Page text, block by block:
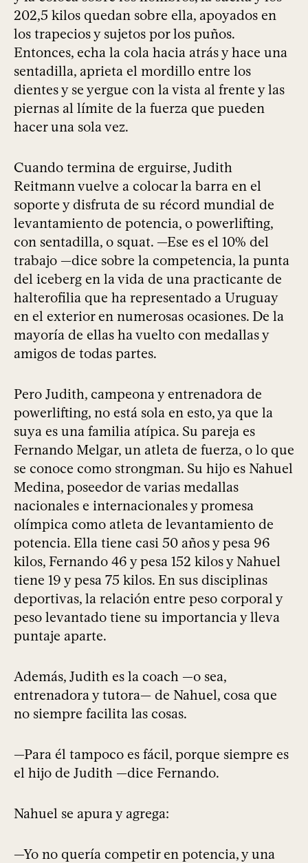
202,5 kilos quedan sobre ella, apoyados en
los trapecios y sujetos por los puños.
Entonces, echa la cola hacia atrás y hace una
sentadilla, aprieta el mordillo entre los
dientes y se yergue con la vista al frente y las
piernas al límite de la fuerza que pueden
hacer una sola vez.
Cuando termina de erguirse, Judith
Reitmann vuelve a colocar la barra en el
soporte y disfruta de su récord mundial de
levantamiento de potencia, o powerlifting,
con sentadilla, o squat. —Ese es el 10% del
trabajo —dice sobre la competencia, la punta
del iceberg en la vida de una practicante de
halterofilia que ha representado a Uruguay
en el exterior en numerosas ocasiones. De la
mayoría de ellas ha vuelto con medallas y
amigos de todas partes.
Pero Judith, campeona y entrenadora de
powerlifting, no está sola en esto, ya que la
suya es una familia atípica. Su pareja es
Fernando Melgar, un atleta de fuerza, o lo que
se conoce como strongman. Su hijo es Nahuel
Medina, poseedor de varias medallas
nacionales e internacionales y promesa
olímpica como atleta de levantamiento de
potencia. Ella tiene casi 50 años y pesa 96
kilos, Fernando 46 y pesa 152 kilos y Nahuel
tiene 19 y pesa 75 kilos. En sus disciplinas
deportivas, la relación entre peso corporal y
peso levantado tiene su importancia y lleva
puntaje aparte.
Además, Judith es la coach —o sea,
entrenadora y tutora— de Nahuel, cosa que
no siempre facilita las cosas.
—Para él tampoco es fácil, porque siempre es
el hijo de Judith —dice Fernando.
Nahuel se apura y agrega:
—Yo no quería competir en potencia, y una